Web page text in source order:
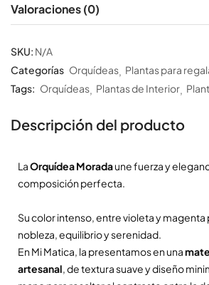
Valoraciones (0)
SKU: N/A
Categorías Orquídeas Plantas para
Tags: Orquídeas Plantas de Interior
Descripción del producto
LaOrquídea Moradaune fuerza y
composición perfecta.
Su color intenso, entre violeta y
nobleza, equilibrio y serenidad.
En Mi Matica, la presentamos en una
artesanal , de textura suave y diseño